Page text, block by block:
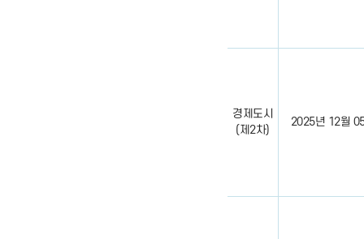
경제도시
(제2차)
2025년 12월